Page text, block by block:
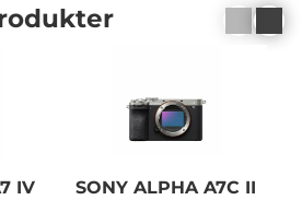
IV
SONY ALPHA A7C II